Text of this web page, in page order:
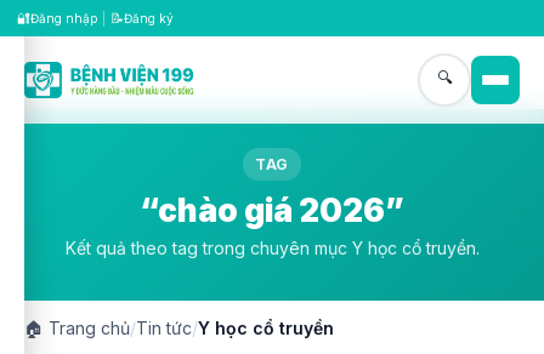
🔐Đăng nhập 📝Đăng ký
🔍
TAG
“chào giá 2026”
Kết quả theo tag trong chuyên mục Y học cổ truyền.
🏠 Trang chủ/Tin tức/Y học cổ truyền